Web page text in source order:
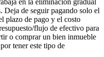
en la eliminación gradual
Deja de seguir pagando solo el
plazo de pago y el costo
flujo de efectivo para
o comprar un bien inmueble
tener este tipo de